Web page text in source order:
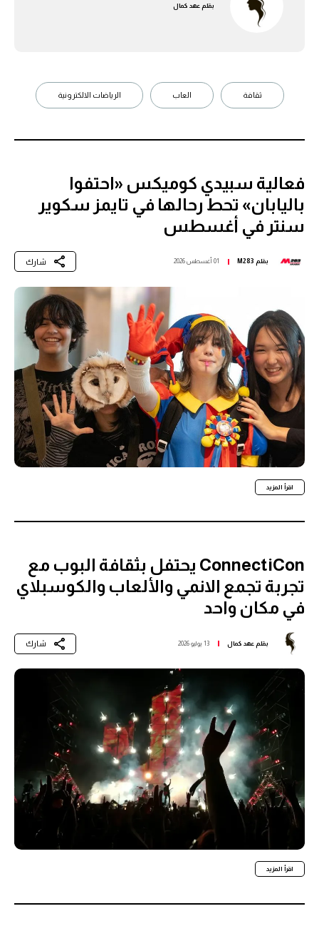
بقلمعهد كمال
ثقافة العاب الرياضات الالكترونية
فعالية سبيدي كوميكس «احتفوا
باليابان» تحط رحالها في تايمز سكوير
سنتر في أغسطس
بقلم M283 01 أغسطس 2026 شارك
اقرأ المزيد
ConnectiCon يحتفل بثقافة البوب مع
تجربة تجمع الانمي والألعاب والكوسبلاي
في مكان واحد
بقلم عهد كمال 13 يوليو 2026 شارك
اقرأ المزيد